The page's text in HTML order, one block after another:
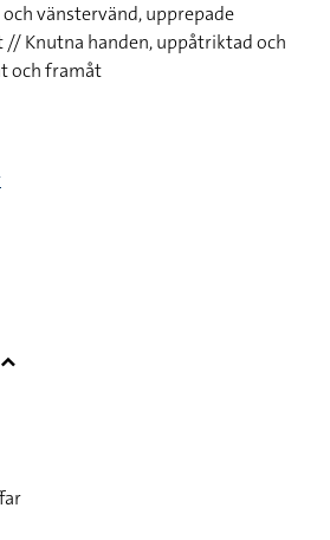
vänstervänd, upprepade
Knutna handen, uppåtriktad och
och framåt